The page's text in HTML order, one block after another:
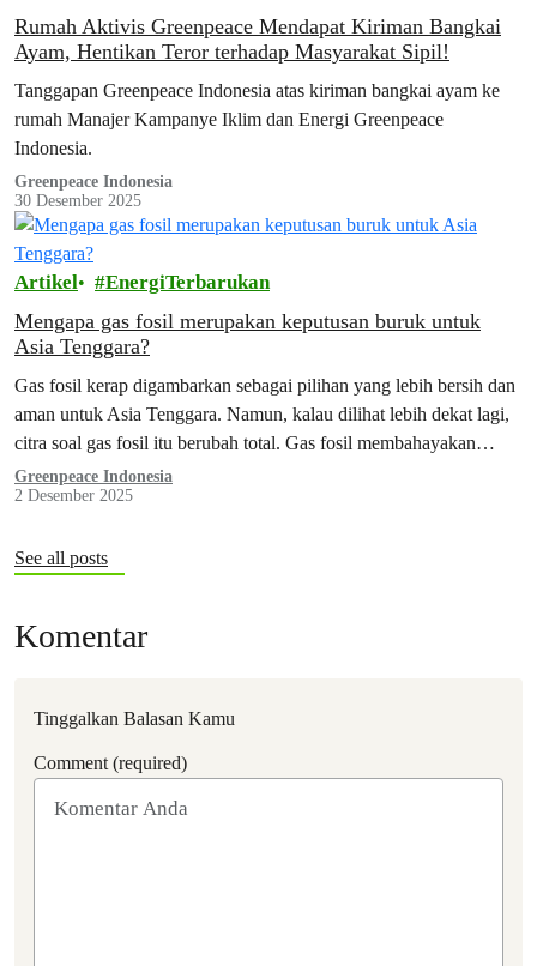
Rumah Aktivis Greenpeace Mendapat Kiriman Bangkai
Ayam, Hentikan Teror terhadap Masyarakat Sipil!
Tanggapan Greenpeace Indonesia atas kiriman bangkai ayam ke
rumah Manajer Kampanye Iklim dan Energi Greenpeace
Indonesia.
Greenpeace Indonesia
30 Desember 2025
Artikel EnergiTerbarukan
Mengapa gas fosil merupakan keputusan buruk untuk
Asia Tenggara?
Gas fosil kerap digambarkan sebagai pilihan yang lebih bersih dan
aman untuk Asia Tenggara. Namun, kalau dilihat lebih dekat lagi,
citra soal gas fosil itu berubah total. Gas fosil membahayakan
iklim, menguras pendapatan kita, merusak alam, mengancam
kesehatan, dan membuat masyarakat dalam bahaya. Risikonya
Greenpeace Indonesia
2 Desember 2025
See all posts
Komentar
Tinggalkan Balasan Kamu
Comment (required)